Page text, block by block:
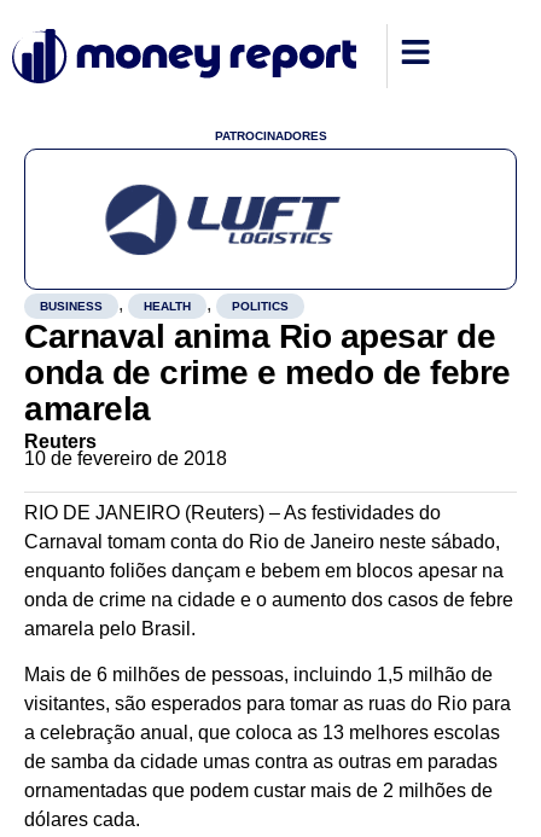
PATROCINADORES
BUSINESS , HEALTH , POLITICS
Carnaval anima Rio apesar de
onda de crime e medo de febre
amarela
Reuters
10 de fevereiro de 2018
RIO DE JANEIRO (Reuters) – As festividades do
Carnaval tomam conta do Rio de Janeiro neste sábado,
enquanto foliões dançam e bebem em blocos apesar na
onda de crime na cidade e o aumento dos casos de febre
amarela pelo Brasil.
Mais de 6 milhões de pessoas, incluindo 1,5 milhão de
visitantes, são esperados para tomar as ruas do Rio para
a celebração anual, que coloca as 13 melhores escolas
de samba da cidade umas contra as outras em paradas
ornamentadas que podem custar mais de 2 milhões de
dólares cada.